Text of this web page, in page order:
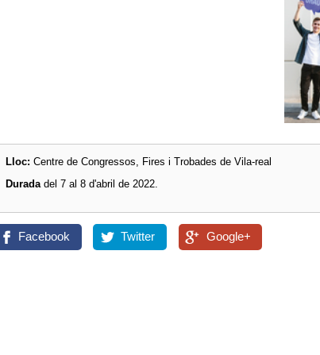
Lloc: Centre de Congressos, Fires i Trobades de Vila-real
Duradadel 7 al 8 d'abril de 2022.
Facebook Twitter Google+